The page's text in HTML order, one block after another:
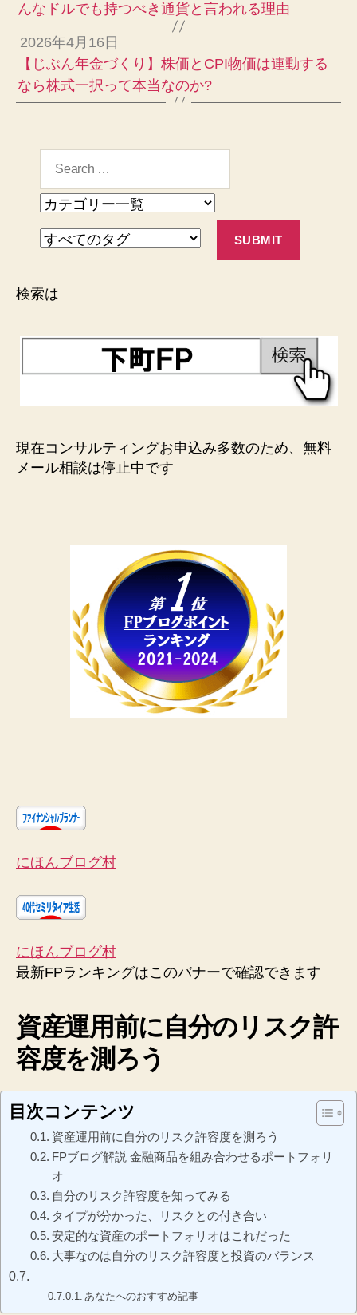
んなドルでも持つべき通貨と言われる理由
2026年4月16日
【じぶん年金づくり】株価とCPI物価は連動する
なら株式一択って本当なのか?
検索は
現在コンサルティングお申込み多数のため、無料
メール相談は停止中です
にほんブログ村
にほんブログ村
最新FPランキングはこのバナーで確認できます
資産運用前に自分のリスク許
容度を測ろう
目次コンテンツ
資産運用前に自分のリスク許容度を測ろう
FPブログ解説 金融商品を組み合わせるポートフォリ
オ
自分のリスク許容度を知ってみる
タイプが分かった、リスクとの付き合い
安定的な資産のポートフォリオはこれだった
大事なのは自分のリスク許容度と投資のバランス
あなたへのおすすめ記事